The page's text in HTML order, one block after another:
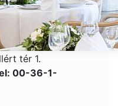
tér 1.
00-36-1-